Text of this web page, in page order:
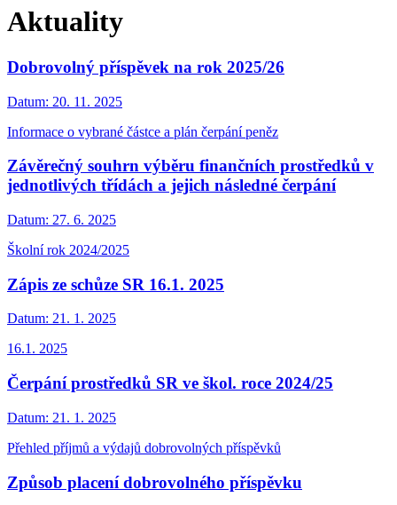
Aktuality
Dobrovolný příspěvek na rok 2025/26
Datum: 20. 11. 2025
Informace o vybrané částce a plán čerpání peněz
Závěrečný souhrn výběru finančních prostředků v
jednotlivých třídách a jejich následné čerpání
Datum: 27. 6. 2025
Školní rok 2024/2025
Zápis ze schůze SR 16.1. 2025
Datum: 21. 1. 2025
16.1. 2025
Čerpání prostředků SR ve škol. roce 2024/25
Datum: 21. 1. 2025
Přehled příjmů a výdajů dobrovolných příspěvků
Způsob placení dobrovolného příspěvku